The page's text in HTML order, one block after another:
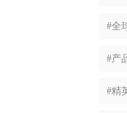
#全
#产
#精